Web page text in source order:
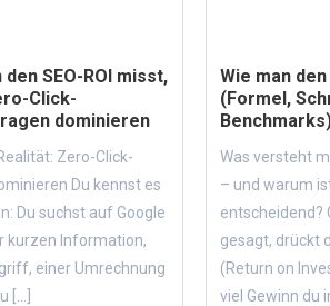
den SEO-ROI misst,
Click-
dominieren
Zero-Click-
Du kennst es
Du suchst auf Google
kurzen Information,
einer Umrechnung
Wie man
(Formel,
Was versteht
– und warum
entscheidend?
gesagt, drückt
(Return on
viel Gewinn du